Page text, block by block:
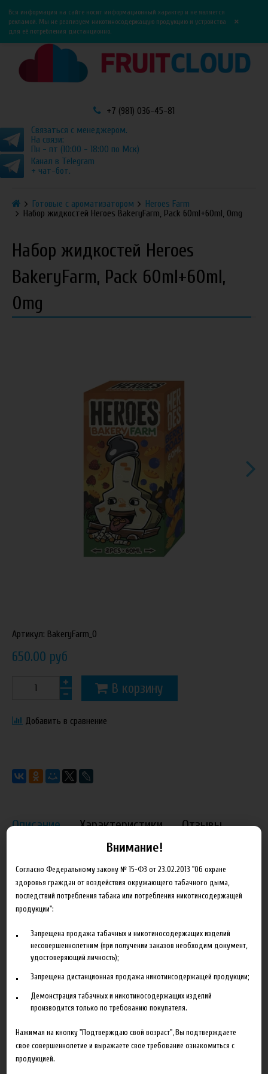
0
Вся информация на сайте носит информационный характер и не является
рекламой. Мы не реализуем никотиносодержащую продукцию и устройства
для её потребления дистанционно.
×
+7 (981) 036-45-81
Связаться с менеджером.
На связи:
Пн - пт (10:00 - 18:00 по Мск)
Канал в Telegram
+ чат-бот.
Готовые с ароматизатором
Heroes Farm
Набор жидкостей Heroes BakeryFarm, Pack 60ml+60ml, 0mg
Набор жидкостей Heroes
BakeryFarm, Pack 60ml+60ml,
0mg
Артикул: BakeryFarm_0
650.00 руб
В корзину
Добавить в сравнение
Описание Характеристики Отзывы
Straw Roast - чизкейк со свежим кремом
+
Berry Roast - чизкейк с клубничным джемом
Внимание!
Согласно Федеральному закону № 15-ФЗ от 23.02.2013 "Об охране
здоровья граждан от воздействия окружающего табачного дыма,
последствий потребления табака или потребления никотинсодержащей
продукции":
Запрещена продажа табачных и никотиносодержащих изделий
несовершеннолетним (при получении заказов необходим документ,
удостоверяющий личность);
Запрещена дистанционная продажа никотинсодержащей продукции;
Демонстрация табачных и никотиносодержащих изделий
производится только по требованию покупателя.
Нажимая на кнопку "Подтверждаю свой возраст", Вы подтверждаете
свое совершеннолетие и выражаете свое требование ознакомиться с
продукцией.